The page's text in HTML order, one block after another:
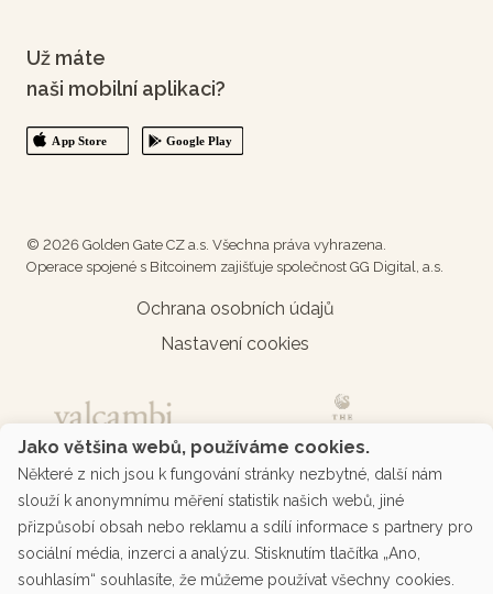
Už máte
naši mobilní aplikaci?
© 2026 Golden Gate CZ a.s. Všechna práva vyhrazena.
Operace spojené s Bitcoinem zajišťuje společnost GG Digital, a.s.
Ochrana osobních údajů
Nastavení cookies
Jako většina webů, používáme cookies.
Některé z nich jsou k fungování stránky nezbytné, další nám
slouží k anonymnímu měření statistik našich webů, jiné
přizpůsobí obsah nebo reklamu a sdílí informace s partnery pro
sociální média, inzerci a analýzu. Stisknutím tlačítka „Ano,
souhlasím“ souhlasíte, že můžeme používat všechny cookies.